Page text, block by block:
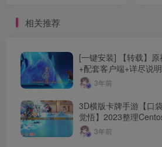
相关推荐
[一键安装] 【转载】
+配套客户端+详尽说
文件3年前
3D横版卡牌手游【口
觉悟】2023整理
对接+安卓苹果双端+
+代理后台
3年前